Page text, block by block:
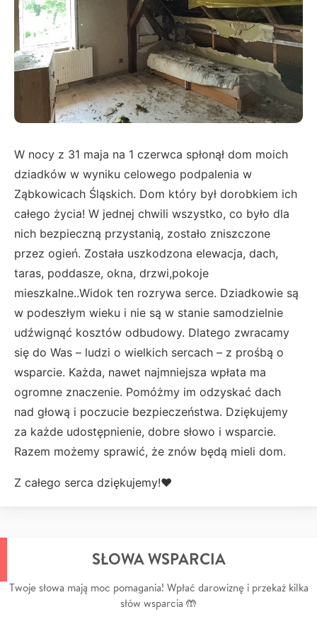
W nocy z 31 maja na 1 czerwca spłonął dom moich
dziadków w wyniku celowego podpalenia w
Ząbkowicach Śląskich. Dom który był dorobkiem ich
całego życia! W jednej chwili wszystko, co było dla
nich bezpieczną przystanią, zostało zniszczone
przez ogień. Została uszkodzona elewacja, dach,
taras, poddasze, okna, drzwi,pokoje
mieszkalne..Widok ten rozrywa serce. Dziadkowie są
w podeszłym wieku i nie są w stanie samodzielnie
udźwignąć kosztów odbudowy. Dlatego zwracamy
się do Was – ludzi o wielkich sercach – z prośbą o
wsparcie. Każda, nawet najmniejsza wpłata ma
ogromne znaczenie. Pomóżmy im odzyskać dach
nad głową i poczucie bezpieczeństwa. Dziękujemy
za każde udostępnienie, dobre słowo i wsparcie.
Razem możemy sprawić, że znów będą mieli dom.
Z całego serca dziękujemy!❤️
SŁOWA WSPARCIA
Twoje słowa mają moc pomagania! Wpłać darowiznę i przekaż kilka
słów wsparcia 🤲